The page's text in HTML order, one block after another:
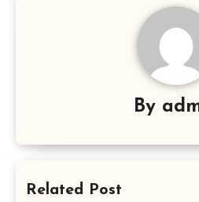
By
Related Post